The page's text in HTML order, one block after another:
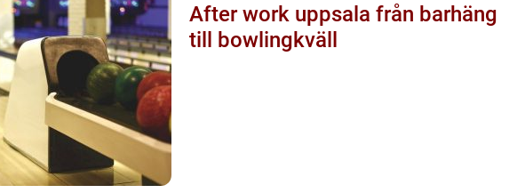
After work uppsala från barhäng
till bowlingkväll